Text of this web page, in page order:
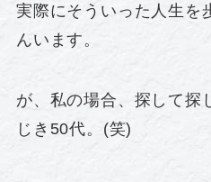
実際にそういった人生を
んいます。
が、私の場合、探して探
じき50代。(笑)